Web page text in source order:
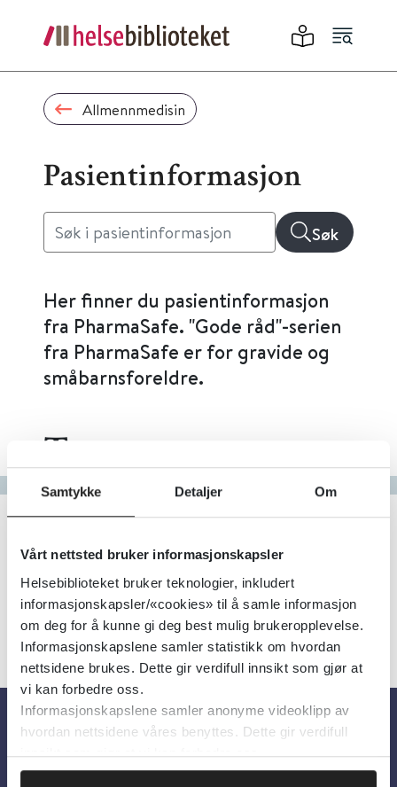
Samtykke Detaljer Om
Vårt nettsted bruker informasjonskapsler
Helsebiblioteket bruker teknologier, inkludert
informasjonskapsler/«cookies» til å samle informasjon
om deg for å kunne gi deg best mulig brukeropplevelse.
Informasjonskapslene samler statistikk om hvordan
nettsidene brukes. Dette gir verdifull innsikt som gjør at
vi kan forbedre oss.
Informasjonskapslene samler anonyme videoklipp av
hvordan nettsidene våres benyttes. Dette gir verdifull
innsikt som gjør at vi kan forbedre oss.
Allmennmedisin
Pasientinformasjon
Søk
Her finner du pasientinformasjon
fra PharmaSafe. "Gode råd"-serien
fra PharmaSafe er for gravide og
småbarnsforeldre.
Tema
Gå til bokstav
Filter
2Treff Alfabetisk
Om oss